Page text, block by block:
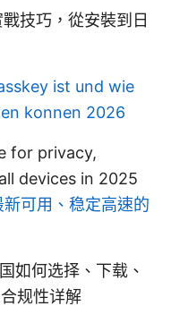
技巧，從安裝到日
ist und wie
konnen 2026
for privacy,
devices in 2025
可用、稳定高速的
如何选择、下载、
规性详解